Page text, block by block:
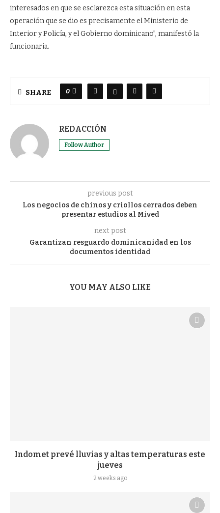
interesados en que se esclarezca esta situación en esta
operación que se dio es precisamente el Ministerio de
Interior y Policía, y el Gobierno dominicano”, manifestó la
funcionaria.
SHARE 0
REDACCIÓN
Follow Author
previous post
Los negocios de chinos y criollos cerrados deben
presentar estudios al Mived
next post
Garantizan resguardo dominicanidad en los
documentos identidad
YOU MAY ALSO LIKE
Indomet prevé lluvias y altas temperaturas este
jueves
2 weeks ago